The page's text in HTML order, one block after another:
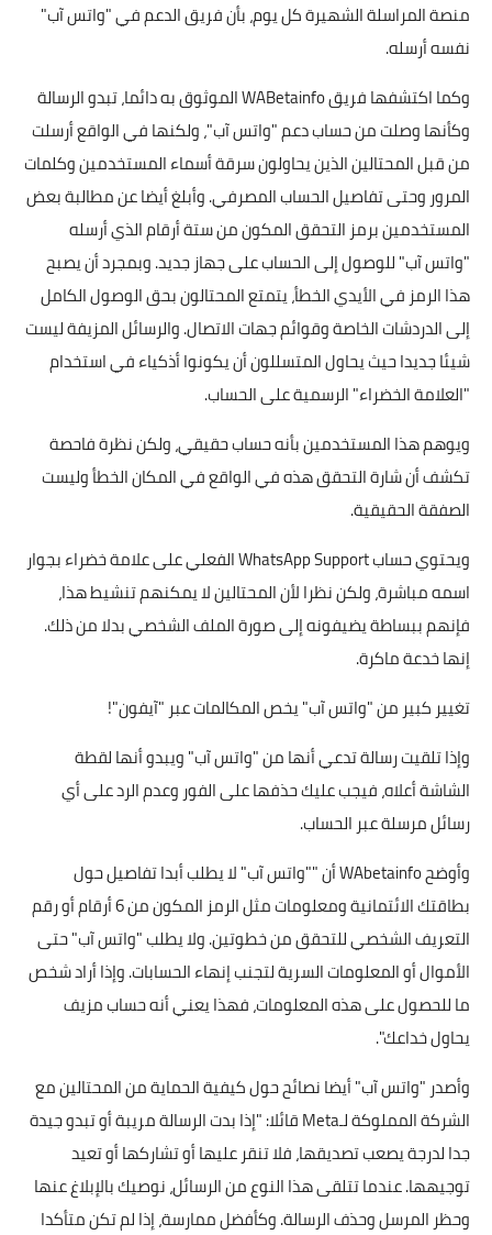
منصة المراسلة الشهيرة كل يوم، بأن فريق الدعم في "واتس آب"
نفسه أرسله.
وكما اكتشفها فريق WABetainfo الموثوق به دائما، تبدو الرسالة
وكأنها وصلت من حساب دعم "واتس آب"، ولكنها في الواقع أرسلت
من قبل المحتالين الذين يحاولون سرقة أسماء المستخدمين وكلمات
المرور وحتى تفاصيل الحساب المصرفي. وأبلغ أيضا عن مطالبة بعض
المستخدمين برمز التحقق المكون من ستة أرقام الذي أرسله
"واتس آب" للوصول إلى الحساب على جهاز جديد. وبمجرد أن يصبح
هذا الرمز في الأيدي الخطأ، يتمتع المحتالون بحق الوصول الكامل
إلى الدردشات الخاصة وقوائم جهات الاتصال. والرسائل المزيفة ليست
شيئا جديدا حيث يحاول المتسللون أن يكونوا أذكياء في استخدام
"العلامة الخضراء" الرسمية على الحساب.
ويوهم هذا المستخدمين بأنه حساب حقيقي، ولكن نظرة فاحصة
تكشف أن شارة التحقق هذه في الواقع في المكان الخطأ وليست
الصفقة الحقيقية.
ويحتوي حساب WhatsApp Support الفعلي على علامة خضراء بجوار
اسمه مباشرة، ولكن نظرا لأن المحتالين لا يمكنهم تنشيط هذا،
فإنهم ببساطة يضيفونه إلى صورة الملف الشخصي بدلا من ذلك.
إنها خدعة ماكرة.
تغيير كبير من "واتس آب" يخص المكالمات عبر "آيفون"!
وإذا تلقيت رسالة تدعي أنها من "واتس آب" ويبدو أنها لقطة
الشاشة أعلاه، فيجب عليك حذفها على الفور وعدم الرد على أي
رسائل مرسلة عبر الحساب.
وأوضح WAbetainfo أن ""واتس آب" لا يطلب أبدا تفاصيل حول
بطاقتك الائتمانية ومعلومات مثل الرمز المكون من 6 أرقام أو رقم
التعريف الشخصي للتحقق من خطوتين. ولا يطلب "واتس آب" حتى
الأموال أو المعلومات السرية لتجنب إنهاء الحسابات. وإذا أراد شخص
ما للحصول على هذه المعلومات، فهذا يعني أنه حساب مزيف
يحاول خداعك".
وأصدر "واتس آب" أيضا نصائح حول كيفية الحماية من المحتالين مع
الشركة المملوكة لـMeta قائلا: "إذا بدت الرسالة مريبة أو تبدو جيدة
جدا لدرجة يصعب تصديقها، فلا تنقر عليها أو تشاركها أو تعيد
توجيهها. عندما تتلقى هذا النوع من الرسائل، نوصيك بالإبلاغ عنها
وحظر المرسل وحذف الرسالة. وكأفضل ممارسة، إذا لم تكن متأكدا